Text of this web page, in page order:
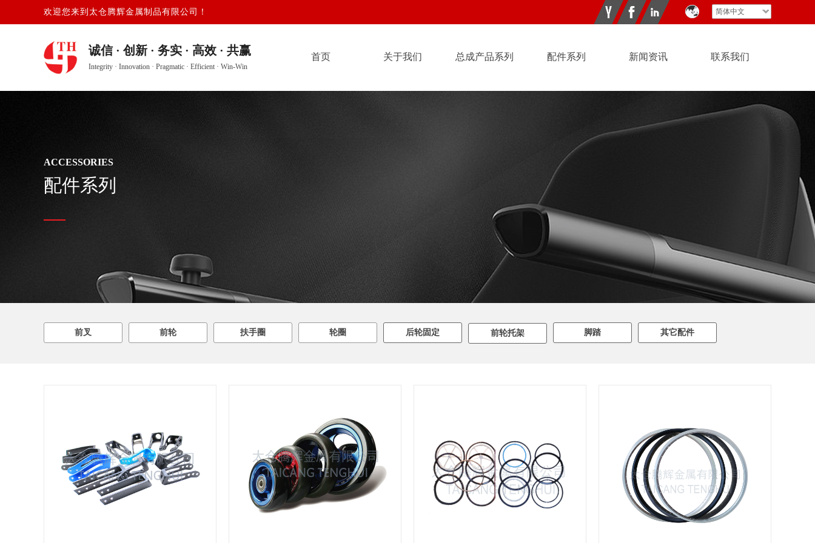
简体中文
欢迎您来到 太仓腾辉金属制品有限公司！
诚信 · 创新 · 务实 · 高效 · 共赢
Integrity · Innovation · Pragmatic · Efficient · Win-Win
首页 关于我们 总成产品系列 配件系列 新闻资讯 联系我们
ACCESSORIES
配件系列
脚踏
前叉 扶手圈
前轮 后轮固定
轮圈 其它配件
前轮托架